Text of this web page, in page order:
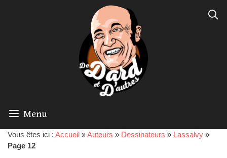
Menu
Vous êtes ici : Accueil »Auteurs » Dessinateurs » Lassalvy »
Page 12